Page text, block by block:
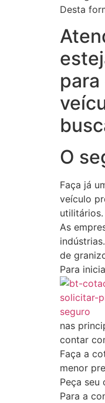
Desta
O
Faça já
veículo
utilitários.
As
de
Para
nas
contar
Faça a
menor
Peça seu
Para a